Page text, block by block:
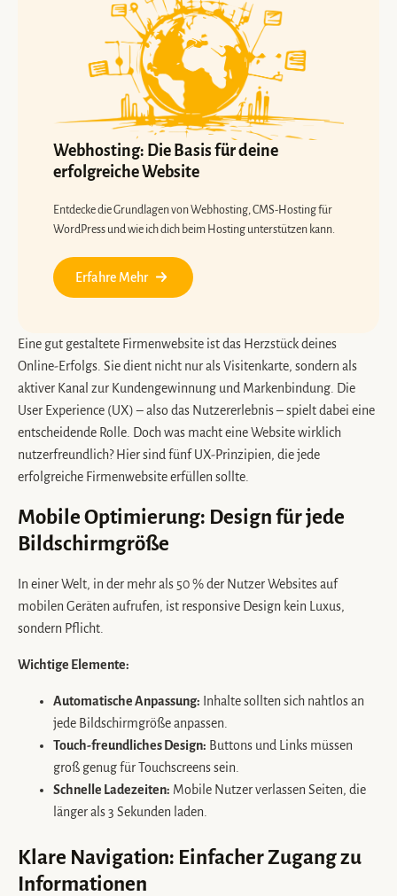
Eine gut gestaltete Firmenwebsite ist das Herzstück deines
Online-Erfolgs. Sie dient nicht nur als Visitenkarte, sondern als
aktiver Kanal zur Kundengewinnung und Markenbindung. Die
User Experience (UX) – also das Nutzererlebnis – spielt dabei eine
entscheidende Rolle. Doch was macht eine Website wirklich
nutzerfreundlich? Hier sind fünf UX-Prinzipien, die jede
erfolgreiche Firmenwebsite erfüllen sollte.
Mobile Optimierung: Design für jede
Bildschirmgröße
In einer Welt, in der mehr als 50 % der Nutzer Websites auf
mobilen Geräten aufrufen, ist responsive Design kein Luxus,
sondern Pflicht.
Wichtige Elemente:
Automatische Anpassung: Inhalte sollten sich nahtlos an
jede Bildschirmgröße anpassen.
Touch-freundliches Design: Buttons und Links müssen
groß genug für Touchscreens sein.
Schnelle Ladezeiten: Mobile Nutzer verlassen Seiten, die
länger als 3 Sekunden laden.
Klare Navigation: Einfacher Zugang zu
Informationen
Webhosting: Die Basis für deine
erfolgreiche Website
Entdecke die Grundlagen von Webhosting, CMS-Hosting für
WordPress und wie ich dich beim Hosting unterstützen kann.
Erfahre Mehr